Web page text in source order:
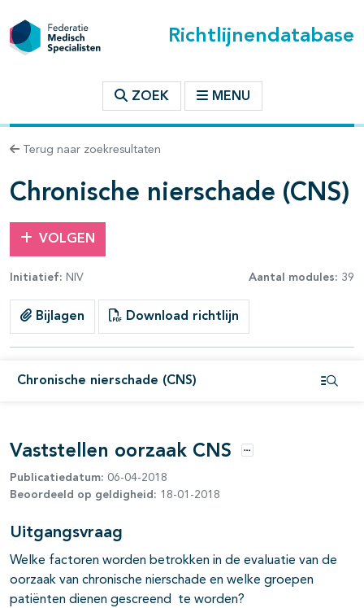
Richtlijnendatabase
ZOEK MENU
Terug naar zoekresultaten
Chronische nierschade (CNS)
VOLGEN
Initiatief: NIV Aantal modules: 39
Bijlagen Download richtlijn
Chronische nierschade (CNS)
binnen deze richtlijn
open- en dichtklappen
open- en dichtklappen
Vaststellen oorzaak CNS Opties
Publicatiedatum: 06-04-2018
Beoordeeld op geldigheid: 18-01-2018
Uitgangsvraag
Welke factoren worden betrokken in de evaluatie van de
oorzaak van chronische nierschade en welke groepen
patiënten dienen gescreend te worden?